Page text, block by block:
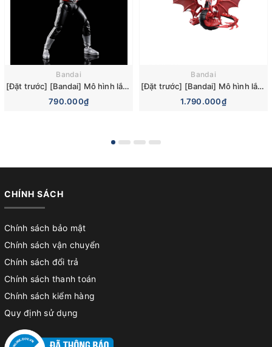
Bandai
[Đặt trước] [Bandai] Mô hình lắp ráp Figure-rise Standard Kamen Rider New No. 1 Model Kit
790.000₫
Bandai
[Đặt trước] [Bandai] Mô hình lắp ráp Figure-rise Standard Amplified -Egyptian God- Slifer the Sky Dragon Model Kit
1.790.000₫
CHÍNH SÁCH
Chính sách bảo mật
Chính sách vận chuyển
Chính sách đổi trả
Chính sách thanh toán
Chính sách kiểm hàng
Quy định sử dụng